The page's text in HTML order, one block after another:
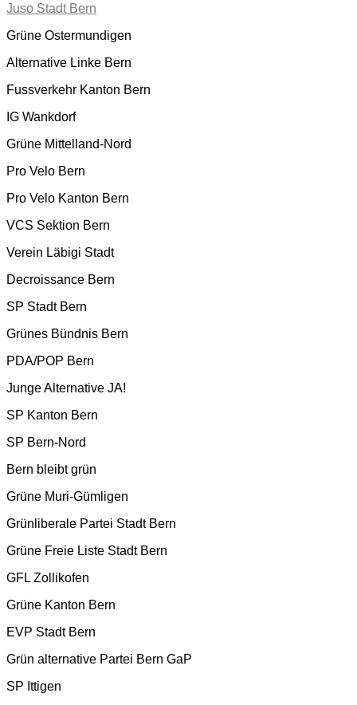
Juso Stadt Bern
Grüne Ostermundigen
Alternative Linke Bern
Fussverkehr Kanton Bern
IG Wankdorf
Grüne Mittelland-Nord
Pro Velo Bern
Pro Velo Kanton Bern
VCS Sektion Bern
Verein Läbigi Stadt
Decroissance Bern
SP Stadt Bern
Grünes Bündnis Bern
PDA/POP Bern
Junge Alternative JA!
SP Kanton Bern
SP Bern-Nord
Bern bleibt grün
Grüne Muri-Gümligen
Grünliberale Partei Stadt Bern
Grüne Freie Liste Stadt Bern
GFL Zollikofen
Grüne Kanton Bern
EVP Stadt Bern
Grün alternative Partei Bern GaP
SP Ittigen